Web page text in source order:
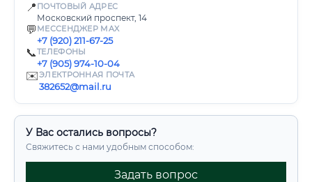
📍 ПОЧТОВЫЙ АДРЕС
Московский проспект, 14
💬 МЕССЕНДЖЕР MAX
+7 (920) 211-67-25
📞ТЕЛЕФОНЫ
+7 (905) 974-10-04
✉️ЭЛЕКТРОННАЯ ПОЧТА
382652@mail.ru
У Вас остались вопросы?
Свяжитесь с нами удобным способом:
Задать вопрос